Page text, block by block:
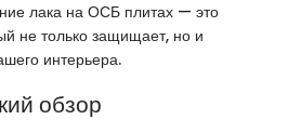
лака на ОСБ плитах — это
не только защищает, но и
интерьера.
обзор